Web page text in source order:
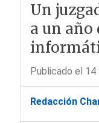
Un
a un año
Publicado el 14
Redacción